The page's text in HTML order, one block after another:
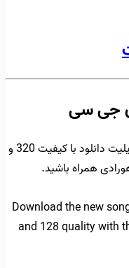
جی سی
جدید پویان جی سی به نام دیلیت دانلود با کیفیت 320 و
Download the new
and 128 quality with